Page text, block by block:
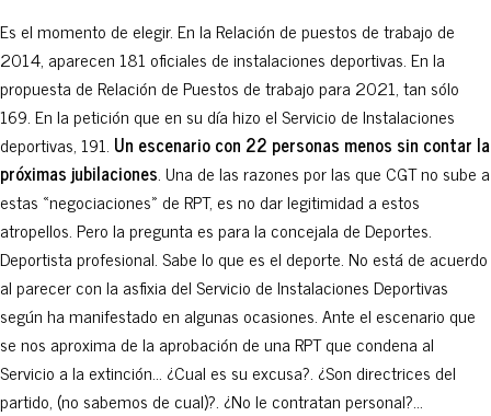
Es el momento de elegir. En la Relación de puestos de trabajo de
2014, aparecen 181 oficiales de instalaciones deportivas. En la
propuesta de Relación de Puestos de trabajo para 2021, tan sólo
169. En la petición que en su día hizo el Servicio de Instalaciones
deportivas, 191. Un escenario con 22 personas menos sin contar la
próximas jubilaciones. Una de las razones por las que CGT no sube a
estas «negociaciones» de RPT, es no dar legitimidad a estos
atropellos. Pero la pregunta es para la concejala de Deportes.
Deportista profesional. Sabe lo que es el deporte. No está de acuerdo
al parecer con la asfixia del Servicio de Instalaciones Deportivas
según ha manifestado en algunas ocasiones. Ante el escenario que
se nos aproxima de la aprobación de una RPT que condena al
Servicio a la extinción… ¿Cual es su excusa?. ¿Son directrices del
partido, (no sabemos de cual)?. ¿No le contratan personal?…